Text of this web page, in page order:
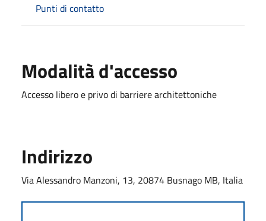
Punti di contatto
Modalità d'accesso
Accesso libero e privo di barriere architettoniche
Indirizzo
Via Alessandro Manzoni, 13, 20874 Busnago MB, Italia